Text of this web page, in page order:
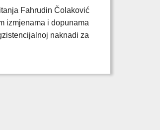
Fahrudin Čolaković
izmjenama i dopunama
naknadi za